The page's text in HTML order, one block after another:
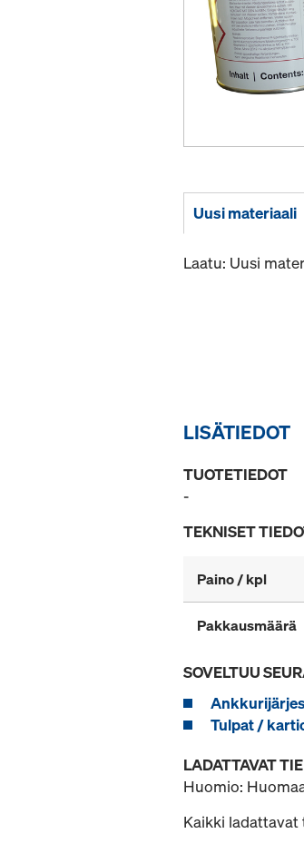
Uusi materiaali
Laatu: Uusi
LISÄTIEDOT
TUOTETIEDOT
-
TEKNISET
Paino / kpl
Pakkausmäärä
SOVELTUU
Tulpat /
LADATTAVAT
Huomio:
Kaikki